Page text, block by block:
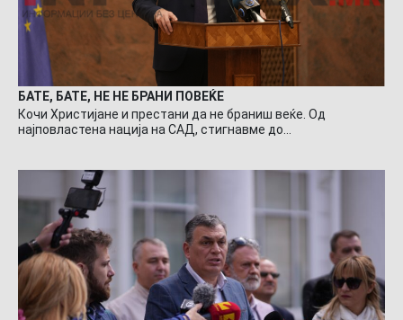
БАТЕ, БАТЕ, НЕ НЕ БРАНИ ПОВЕЌЕ
Кочи Христијане и престани да не браниш веќе. Од
најповластена нација на САД, стигнавме до…